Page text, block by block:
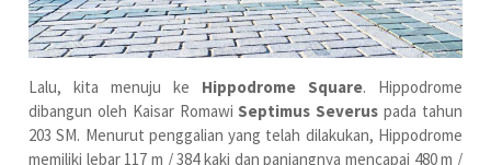
Lalu, kita menuju ke Hippodrome Square. Hippodrome
dibangun oleh Kaisar Romawi Septimus Severus pada tahun
203 SM. Menurut penggalian yang telah dilakukan, Hippodrome
memiliki lebar 117 m / 384 kaki dan panjangnya mencapai 480 m /